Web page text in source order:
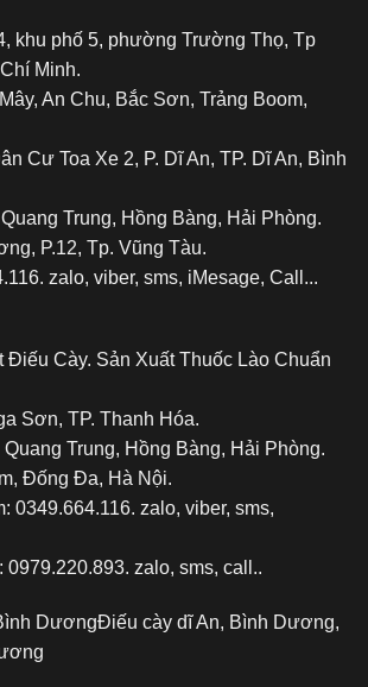
khu phố 5, phường Trường Thọ, Tp
Minh.
An Chu, Bắc Sơn, Trảng Boom,
Cư Toa Xe 2, P. Dĩ An, TP. Dĩ An, Bình
Trung, Hồng Bàng, Hải Phòng.
P.12, Tp. Vũng Tàu.
zalo, viber, sms, iMesage, Call...
Điếu Cày. Sản Xuất Thuốc Lào Chuẩn
Sơn, TP. Thanh Hóa.
Trung, Hồng Bàng, Hải Phòng.
Đống Đa, Hà Nội.
0349.664.116. zalo, viber, sms,
0979.220.893. zalo, sms, call..
DươngĐiếu cày dĩ An, Bình Dương,